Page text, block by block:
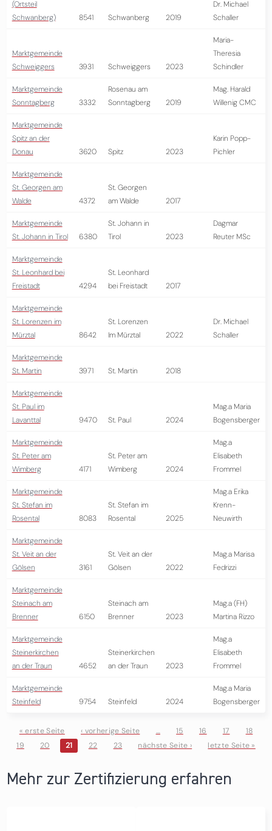
(Ortsteil
Schwanberg)
8541 Schwanberg 2019
Dr. Michael
Schaller
Marktgemeinde
Schweiggers
3931 Schweiggers 2023
Maria-
Theresia
Schindler
Marktgemeinde
Sonntagberg
3332
Rosenau am
Sonntagberg
2019
Mag. Harald
Willenig CMC
Marktgemeinde
Spitz an der
Donau
3620 Spitz 2023
Karin Popp-
Pichler
Marktgemeinde
St. Georgen am
Walde
4372
St. Georgen
am Walde
2017
Marktgemeinde
St. Johann in Tirol
6380
St. Johann in
Tirol
2023
Dagmar
Reuter MSc
Marktgemeinde
St. Leonhard bei
Freistadt
4294
St. Leonhard
bei Freistadt
2017
Marktgemeinde
St. Lorenzen im
Mürztal
8642
St. Lorenzen
Im Mürztal
2022
Dr. Michael
Schaller
Marktgemeinde
St. Martin
3971 St. Martin 2018
Marktgemeinde
St. Paul im
Lavanttal
9470 St. Paul 2024
Mag.a Maria
Bogensberger
Marktgemeinde
St. Peter am
Wimberg
4171
St. Peter am
Wimberg
2024
Mag.a
Elisabeth
Frommel
Marktgemeinde
St. Stefan im
Rosental
8083
St. Stefan im
Rosental
2025
Mag.a Erika
Krenn-
Neuwirth
Marktgemeinde
St. Veit an der
Gölsen
3161
St. Veit an der
Gölsen
2022
Mag.a Marisa
Fedrizzi
Marktgemeinde
Steinach am
Brenner
6150
Steinach am
Brenner
2023
Mag.a (FH)
Martina Rizzo
Marktgemeinde
Steinerkirchen
an der Traun
4652
Steinerkirchen
an der Traun
2023
Mag.a
Elisabeth
Frommel
Marktgemeinde
Steinfeld
9754 Steinfeld 2024
Mag.a Maria
Bogensberger
Seiten
« erste Seite ‹ vorherige Seite … 15 16 17
18
19
20 21 22 23 nächste Seite › letzte Seite »
Mehr zur Zertifizierung erfahren